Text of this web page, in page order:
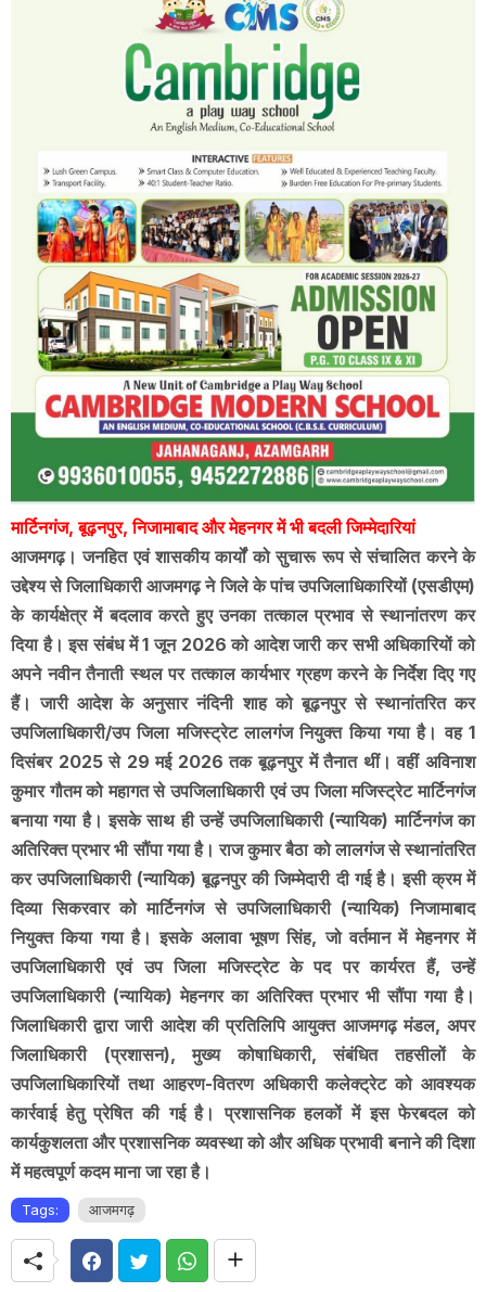
मार्टिनगंज, बूढ़नपुर, निजामाबाद और मेहनगर में भी बदली जिम्मेदारियां
आजमगढ़। जनहित एवं शासकीय कार्यों को सुचारू रूप से संचालित करने के
उद्देश्य से जिलाधिकारी आजमगढ़ ने जिले के पांच उपजिलाधिकारियों (एसडीएम)
के कार्यक्षेत्र में बदलाव करते हुए उनका तत्काल प्रभाव से स्थानांतरण कर
दिया है। इस संबंध में 1 जून 2026 को आदेश जारी कर सभी अधिकारियों को
अपने नवीन तैनाती स्थल पर तत्काल कार्यभार ग्रहण करने के निर्देश दिए गए
हैं। जारी आदेश के अनुसार नंदिनी शाह को बूढ़नपुर से स्थानांतरित कर
उपजिलाधिकारी/उप जिला मजिस्ट्रेट लालगंज नियुक्त किया गया है। वह 1
दिसंबर 2025 से 29 मई 2026 तक बूढ़नपुर में तैनात थीं। वहीं अविनाश
कुमार गौतम को महागत से उपजिलाधिकारी एवं उप जिला मजिस्ट्रेट मार्टिनगंज
बनाया गया है। इसके साथ ही उन्हें उपजिलाधिकारी (न्यायिक) मार्टिनगंज का
अतिरिक्त प्रभार भी सौंपा गया है। राज कुमार बैठा को लालगंज से स्थानांतरित
कर उपजिलाधिकारी (न्यायिक) बूढ़नपुर की जिम्मेदारी दी गई है। इसी क्रम में
दिव्या सिकरवार को मार्टिनगंज से उपजिलाधिकारी (न्यायिक) निजामाबाद
नियुक्त किया गया है। इसके अलावा भूषण सिंह, जो वर्तमान में मेहनगर में
उपजिलाधिकारी एवं उप जिला मजिस्ट्रेट के पद पर कार्यरत हैं, उन्हें
उपजिलाधिकारी (न्यायिक) मेहनगर का अतिरिक्त प्रभार भी सौंपा गया है।
जिलाधिकारी द्वारा जारी आदेश की प्रतिलिपि आयुक्त आजमगढ़ मंडल, अपर
जिलाधिकारी (प्रशासन), मुख्य कोषाधिकारी, संबंधित तहसीलों के
उपजिलाधिकारियों तथा आहरण-वितरण अधिकारी कलेक्ट्रेट को आवश्यक
कार्रवाई हेतु प्रेषित की गई है। प्रशासनिक हलकों में इस फेरबदल को
कार्यकुशलता और प्रशासनिक व्यवस्था को और अधिक प्रभावी बनाने की दिशा
में महत्वपूर्ण कदम माना जा रहा है।
Tags: आजमगढ़